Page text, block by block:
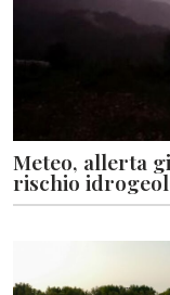
Meteo, allerta
rischio